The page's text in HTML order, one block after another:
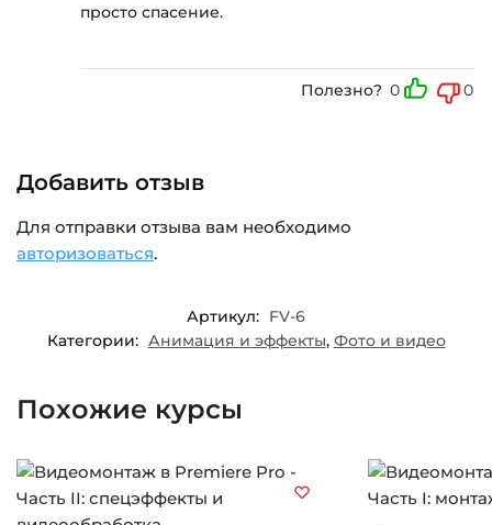
просто спасение.
Полезно? 0 0
Добавить отзыв
Для отправки отзыва вам необходимо
авторизоваться.
Артикул: FV-6
Категории: Анимация и эффекты, Фото и видео
Похожие курсы